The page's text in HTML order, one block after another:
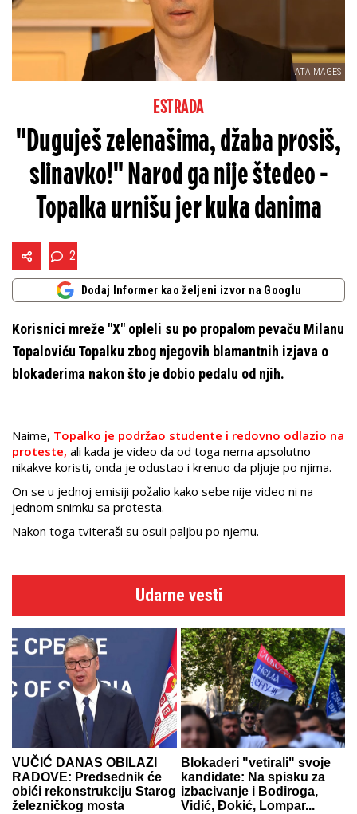
ATAIMAGES
ESTRADA
"Duguješ zelenašima, džaba prosiš,
slinavko!" Narod ga nije štedeo -
Topalka urnišu jer kuka danima
2
Dodaj Informer kao željeni izvor na Googlu
Korisnici mreže "X" opleli su po propalom pevaču Milanu
Topaloviću Topalku zbog njegovih blamantnih izjava o
blokaderima nakon što je dobio pedalu od njih.
Naime, Topalko je podržao studente i redovno odlazio na
proteste, ali kada je video da od toga nema apsolutno
nikakve koristi, onda je odustao i krenuo da pljuje po njima.
On se u jednoj emisiji požalio kako sebe nije video ni na
jednom snimku sa protesta.
Nakon toga tviteraši su osuli paljbu po njemu.
Udarne vesti
VUČIĆ DANAS OBILAZI
RADOVE: Predsednik će
obići rekonstrukciju Starog
železničkog mosta
Blokaderi "vetirali" svoje
kandidate: Na spisku za
izbacivanje i Bodiroga,
Vidić, Đokić, Lompar...